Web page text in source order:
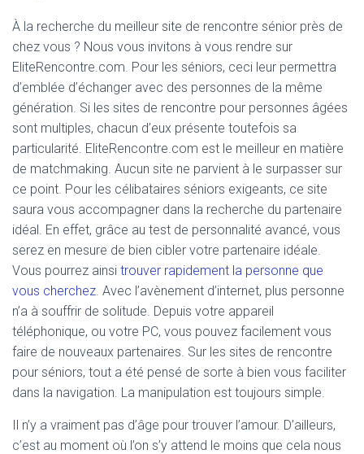
À la recherche du meilleur site de rencontre sénior près de
chez vous ? Nous vous invitons à vous rendre sur
EliteRencontre.com. Pour les séniors, ceci leur permettra
d’emblée d’échanger avec des personnes de la même
génération. Si les sites de rencontre pour personnes âgées
sont multiples, chacun d’eux présente toutefois sa
particularité. EliteRencontre.com est le meilleur en matière
de matchmaking. Aucun site ne parvient à le surpasser sur
ce point. Pour les célibataires séniors exigeants, ce site
saura vous accompagner dans la recherche du partenaire
idéal. En effet, grâce au test de personnalité avancé, vous
serez en mesure de bien cibler votre partenaire idéale.
Vous pourrez ainsi trouver rapidement la personne que
vous cherchez. Avec l’avènement d’internet, plus personne
n’a à souffrir de solitude. Depuis votre appareil
téléphonique, ou votre PC, vous pouvez facilement vous
faire de nouveaux partenaires. Sur les sites de rencontre
pour séniors, tout a été pensé de sorte à bien vous faciliter
dans la navigation. La manipulation est toujours simple.
Il n’y a vraiment pas d’âge pour trouver l’amour. D’ailleurs,
c’est au moment où l’on s’y attend le moins que cela nous